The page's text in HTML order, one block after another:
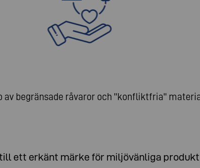
av begränsade råvaror och "konfliktfria"
ett erkänt märke för miljövänliga